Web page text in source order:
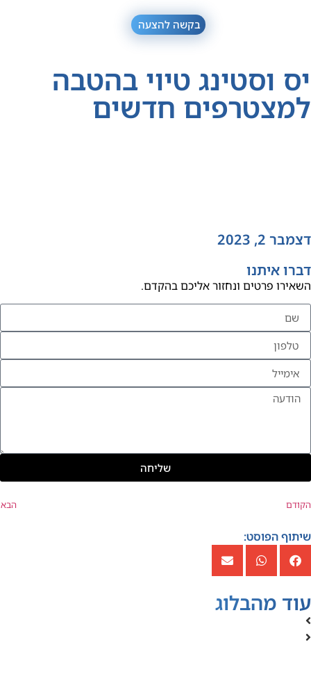
בקשה להצעה
יס וסטינג טיוי בהטבה
למצטרפים חדשים
דצמבר 2, 2023
דברו איתנו
השאירו פרטים ונחזור אליכם בהקדם.
שליחה
הקודם הבא
שיתוף הפוסט:
עוד מהבלוג